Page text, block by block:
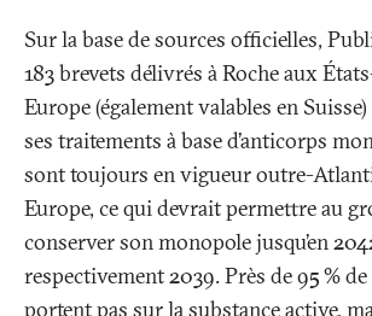
Sur la base de sources officielles,
183 brevets délivrés à Roche aux
Europe (également valables en
ses traitements à base d’anticorps
sont toujours en vigueur outre-
Europe, ce qui devrait permettre au
conserver son monopole jusqu’en
respectivement 2039. Près de 95%
portent pas sur la substance active,